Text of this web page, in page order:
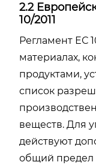
2.2
10/2011
Регламент ЕС
материалах,
продуктами,
список
веществ. Для
действуют
общий предел